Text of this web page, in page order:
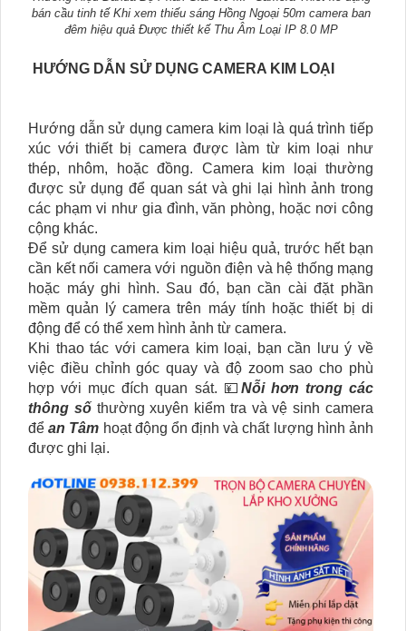
bán cầu tinh tế Khi xem thiếu sáng Hồng Ngoại 50m camera ban
đêm hiệu quả Được thiết kế Thu Âm Loại IP 8.0 MP
HƯỚNG DẪN SỬ DỤNG CAMERA KIM LOẠI
Hướng dẫn sử dụng camera kim loại là quá trình tiếp
xúc với thiết bị camera được làm từ kim loại như
thép, nhôm, hoặc đồng. Camera kim loại thường
được sử dụng để quan sát và ghi lại hình ảnh trong
các phạm vi như gia đình, văn phòng, hoặc nơi công
cộng khác.
Để sử dụng camera kim loại hiệu quả, trước hết bạn
cần kết nối camera với nguồn điện và hệ thống mạng
hoặc máy ghi hình. Sau đó, bạn cần cài đặt phần
mềm quản lý camera trên máy tính hoặc thiết bị di
động để có thể xem hình ảnh từ camera.
Khi thao tác với camera kim loại, bạn cần lưu ý về
việc điều chỉnh góc quay và độ zoom sao cho phù
hợp với mục đích quan sát. 💴 Nỗi hơn trong các
thông sốthường xuyên kiểm tra và vệ sinh camera
đểan Tâm hoạt động ổn định và chất lượng hình ảnh
được ghi lại.